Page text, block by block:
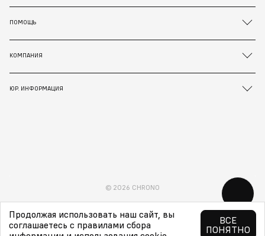
ПОМОЩЬ
КОМПАНИЯ
ЮР. ИНФОРМАЦИЯ
© 2026 CHRONO
Продолжая использовать наш сайт, вы
соглашаетесь с правилами сбора
ВСЕ
ПОНЯТНО